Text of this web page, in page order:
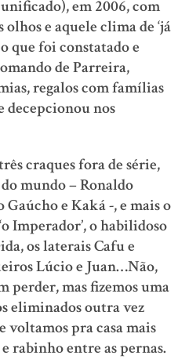
em 2006, com
e aquele clima de ‘já
que foi constatado e
de Parreira,
regalos com famílias
decepcionou nos
craques fora de série,
mundo – Ronaldo
e Kaká -, e mais o
Imperador’, o habilidoso
os laterais Cafu e
Lúcio e Juan…Não,
perder, mas fizemos uma
eliminados outra vez
voltamos pra casa mais
rabinho entre as pernas.